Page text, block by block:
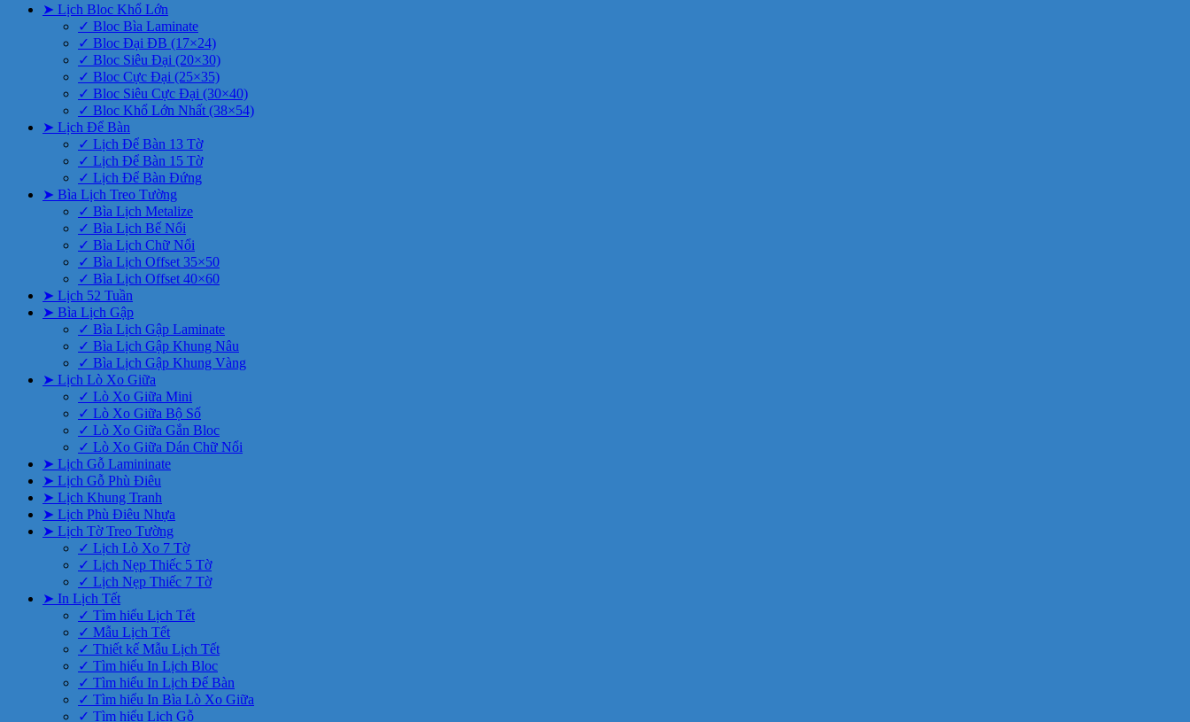
➤ Lịch Bloc Khổ Lớn
✓ Bloc Bìa Laminate
✓ Bloc Đại ĐB (17×24)
✓ Bloc Siêu Đại (20×30)
✓ Bloc Cực Đại (25×35)
✓ Bloc Siêu Cực Đại (30×40)
✓ Bloc Khổ Lớn Nhất (38×54)
➤ Lịch Để Bàn
✓ Lịch Để Bàn 13 Tờ
✓ Lịch Để Bàn 15 Tờ
✓ Lịch Để Bàn Đứng
➤ Bìa Lịch Treo Tường
✓ Bìa Lịch Metalize
✓ Bìa Lịch Bế Nổi
✓ Bìa Lịch Chữ Nổi
✓ Bìa Lịch Offset 35×50
✓ Bìa Lịch Offset 40×60
➤ Lịch 52 Tuần
➤ Bìa Lịch Gập
✓ Bìa Lịch Gập Laminate
✓ Bìa Lịch Gập Khung Nâu
✓ Bìa Lịch Gập Khung Vàng
➤ Lịch Lò Xo Giữa
✓ Lò Xo Giữa Mini
✓ Lò Xo Giữa Bộ Số
✓ Lò Xo Giữa Gắn Bloc
✓ Lò Xo Giữa Dán Chữ Nổi
➤ Lịch Gỗ Lamininate
➤ Lịch Gỗ Phù Điêu
➤ Lịch Khung Tranh
➤ Lịch Phù Điêu Nhựa
➤ Lịch Tờ Treo Tường
✓ Lịch Lò Xo 7 Tờ
✓ Lịch Nẹp Thiếc 5 Tờ
✓ Lịch Nẹp Thiếc 7 Tờ
➤ In Lịch Tết
✓ Tìm hiểu Lịch Tết
✓ Mẫu Lịch Tết
✓ Thiết kế Mẫu Lịch Tết
✓ Tìm hiểu In Lịch Bloc
✓ Tìm hiểu In Lịch Để Bàn
✓ Tìm hiểu In Bìa Lò Xo Giữa
✓ Tìm hiểu Lịch Gỗ